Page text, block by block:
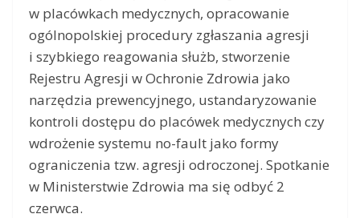
w placówkach medycznych, opracowanie
ogólnopolskiej procedury zgłaszania agresji
i szybkiego reagowania służb, stworzenie
Rejestru Agresji w Ochronie Zdrowia jako
narzędzia prewencyjnego, ustandaryzowanie
kontroli dostępu do placówek medycznych czy
wdrożenie systemu no-fault jako formy
ograniczenia tzw. agresji odroczonej. Spotkanie
w Ministerstwie Zdrowia ma się odbyć 2
czerwca.